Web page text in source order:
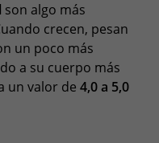
son algo más
crecen, pesan
un poco más
a su cuerpo más
un valor de 4,0 a 5,0